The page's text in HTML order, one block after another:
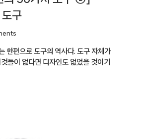
구
한편으로 도구의 역사다. 도구 자체가
들이 없다면 디자인도 없었을 것이기